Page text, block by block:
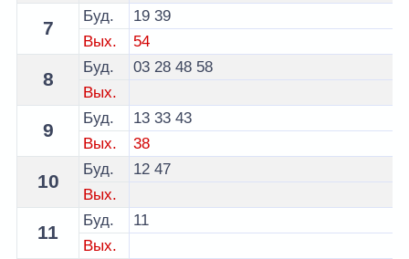
7
Буд. 19 39
Вых.
54
8
Буд. 03 28 48 58
Вых.
9
Буд. 13 33 43
Вых.
38
10
Буд. 12 47
Вых.
11
Буд.
11
Вых.